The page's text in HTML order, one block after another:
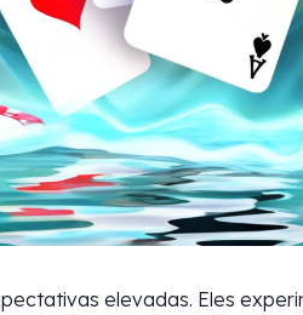
elevadas. Eles